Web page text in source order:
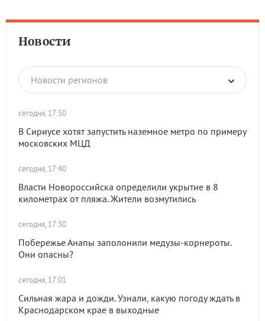
Новости
Новости регионов
сегодня, 17:50
В Сириусе хотят запустить наземное метро по примеру
московских МЦД
сегодня, 17:40
Власти Новороссийска определили укрытие в 8
километрах от пляжа. Жители возмутились
сегодня, 17:30
Побережье Анапы заполонили медузы-корнероты.
Они опасны?
сегодня, 17:01
Сильная жара и дожди. Узнали, какую погоду ждать в
Краснодарском крае в выходные